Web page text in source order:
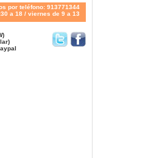
por teléfono: 913771344
a 18 / viernes de 9 a 13